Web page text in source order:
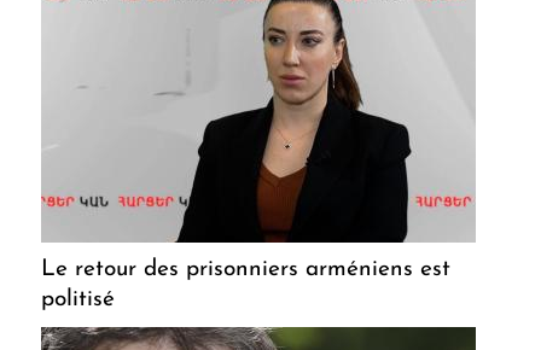
Le retour des prisonniers arméniens est
politisé